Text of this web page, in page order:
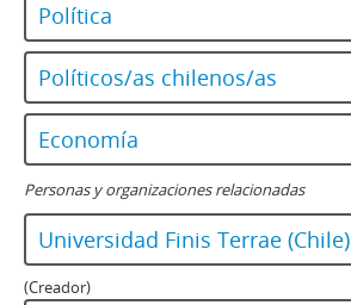
Política
Políticos/as chilenos/as
Economía
Personas y organizaciones relacionadas
Universidad Finis Terrae (Chile)
(Creador)